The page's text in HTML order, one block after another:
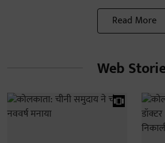
Read More
Web